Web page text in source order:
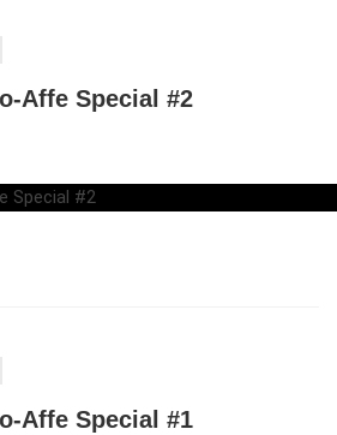
Affe Special #2
Affe Special #1